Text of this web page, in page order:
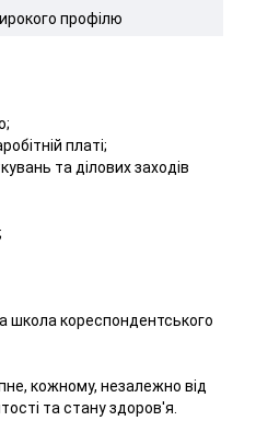
профілю
платі;
та ділових заходів
школа кореспондентського
кожному, незалежно від
та стану здоров'я.